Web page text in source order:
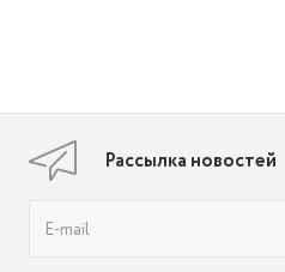
Рассылка новостей